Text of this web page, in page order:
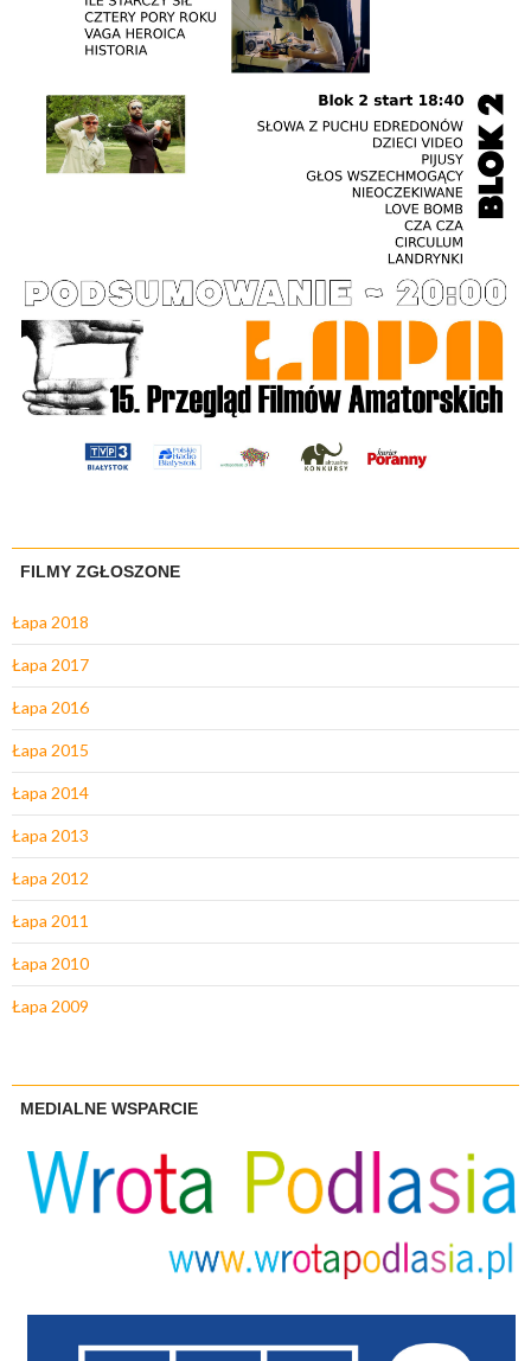
FILMY ZGŁOSZONE
Łapa 2018
Łapa 2017
Łapa 2016
Łapa 2015
Łapa 2014
Łapa 2013
Łapa 2012
Łapa 2011
Łapa 2010
Łapa 2009
MEDIALNE WSPARCIE